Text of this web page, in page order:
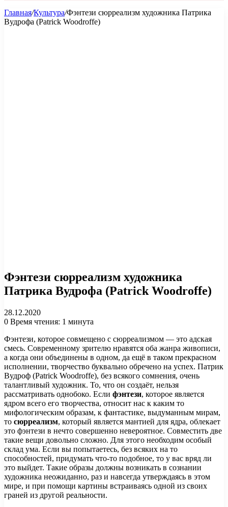
Главная/Культура/Фэнтези сюрреализм художника Патрика
Вудрофа (Patrick Woodroffe)
Фэнтези сюрреализм художника
Патрика Вудрофа (Patrick Woodroffe)
28.12.2020
0 Время чтения: 1 минута
Фэнтези, которое совмещено с сюрреализмом — это адская
смесь. Современному зрителю нравятся оба жанра живописи,
а когда они объединены в одном, да ещё в таком прекрасном
исполнении, творчество буквально обречено на успех. Патрик
Вудроф (Patrick Woodroffe), без всякого сомнения, очень
талантливый художник. То, что он создаёт, нельзя
рассматривать однобоко. Если фэнтези, которое является
ядром всего его творчества, относит нас к каким то
мифологическим образам, к фантастике, выдуманным мирам,
то сюрреализм, который является мантией для ядра, облекает
это фэнтези в нечто совершенно невероятное. Совместить две
такие вещи довольно сложно. Для этого необходим особый
склад ума. Если вы попытаетесь, без всяких на то
способностей, придумать что-то подобное, то у вас вряд ли
это выйдет. Такие образы должны возникать в сознании
художника неожиданно, раз и навсегда утверждаясь в этом
мире, и при помощи картины встраиваясь одной из своих
граней из другой реальности.